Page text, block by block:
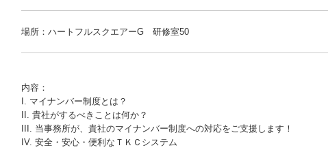
場所：ハートフルスクエアーG 研修室50
内容：
I. マイナンバー制度とは？
II. 貴社がするべきことは何か？
III. 当事務所が、貴社のマイナンバー制度への対応をご支援します！
IV. 安全・安心・便利なＴＫＣシステム